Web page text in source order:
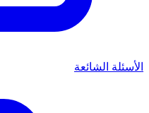
الأسئلة الشائعة